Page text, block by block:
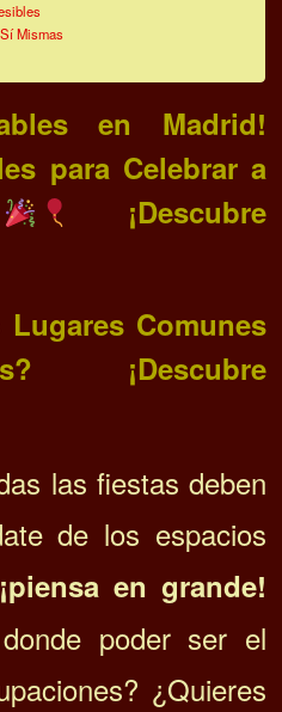
Mismas
en Madrid!
para Celebrar a
¡Descubre
Comunes
¡Descubre
las fiestas deben
de los espacios
¡piensa en grande!
poder ser el
¿Quieres